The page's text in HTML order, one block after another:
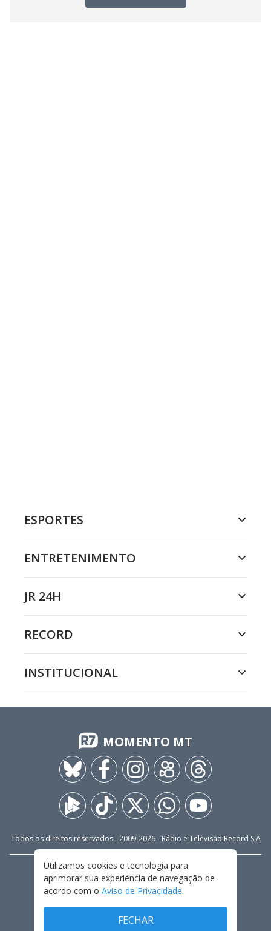
ESPORTES
ENTRETENIMENTO
JR 24H
RECORD
INSTITUCIONAL
MOMENTO MT
Todos os direitos reservados - 2009-2026- Rádio e Televisão Record S.A
FALE CONOSCO
PRIVACIDADE
TERMOS E CONDIÇÕES DE USO
Utilizamos cookies e tecnologia para
aprimorar sua experiência de navegação de
acordo com o Aviso de Privacidade.
FECHAR